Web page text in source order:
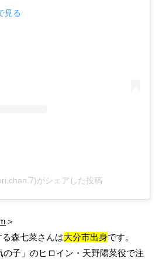
見る
がシェアした投稿
＞
森七菜さんは大分市出身です。
の子」のヒロイン・天野陽菜役で注